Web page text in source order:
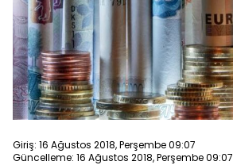
Giriş: 16 Ağustos 2018, Perşembe 09:07
Güncelleme: 16 Ağustos 2018, Perşembe 09:07